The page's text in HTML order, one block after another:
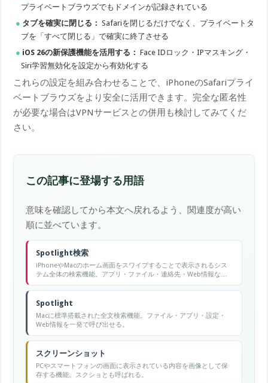
プライベートブラウズでもドメインが記録されている
タブを確実に閉じる： Safariを閉じるだけでなく、プライベートタ
ブを「すべて閉じる」で確実に終了させる
iOS 26の新保護機能を活用する： Face IDロック・IPマスキング・
Siri学習無効化を設定から有効化する
これらの設定を組み合わせることで、iPhoneのSafariプライ
ベートブラウズをより安全に活用できます。完全な匿名性
が必要な場合はVPNサービスとの併用も検討してみてくだ
さい。
この記事に登場する用語
意味を確認してから本文へ戻れるよう、関連度が高い
順に並べています。
Spotlight検索
iPhoneやMacのホーム画面をスワイプすることで表示されるシス
テム全体の検索機能。アプリ・ファイル・連絡先・Web情報など
を横断検索できる。
Spotlight
Macに標準搭載された全文検索機能。ファイル・アプリ・設定・
Web情報を一発で呼び出せる。
スクリーンショット
PCやスマートフォンの画面に表示されている内容を画像として保
存する機能。スクショとも呼ばれる。